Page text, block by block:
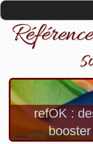
refOK :